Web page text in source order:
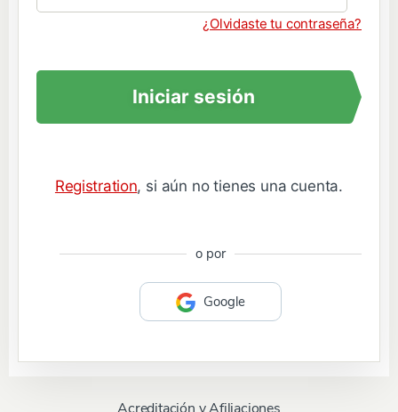
¿Olvidaste tu contraseña?
Iniciar sesión
Registration, si aún no tienes una cuenta.
o por
Google